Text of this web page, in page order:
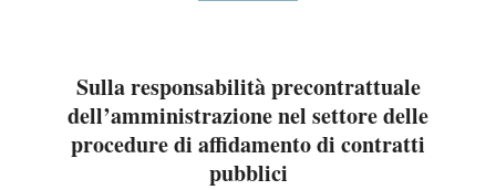
Sulla responsabilità precontrattuale
dell’amministrazione nel settore delle
procedure di affidamento di contratti
pubblici